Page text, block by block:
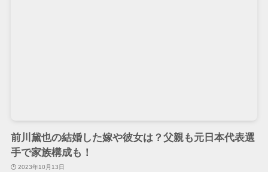
前川黛也の結婚した嫁や彼女は？父親も元日本代表選
手で家族構成も！
2023年10月13日